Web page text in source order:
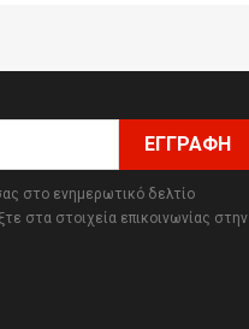
στο ενημερωτικό δελτίο
στα στοιχεία επικοινωνίας στην